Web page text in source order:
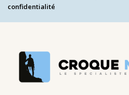
confidentialité